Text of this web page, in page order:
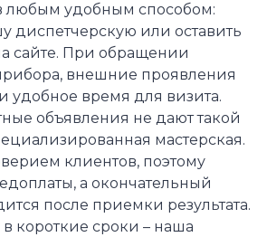
любым удобным способом:
диспетчерскую или оставить
сайте. При обращении
внешние проявления
удобное время для визита.
объявления не дают такой
мастерская.
клиентов, поэтому
а окончательный
после приемки результата.
короткие сроки – наша